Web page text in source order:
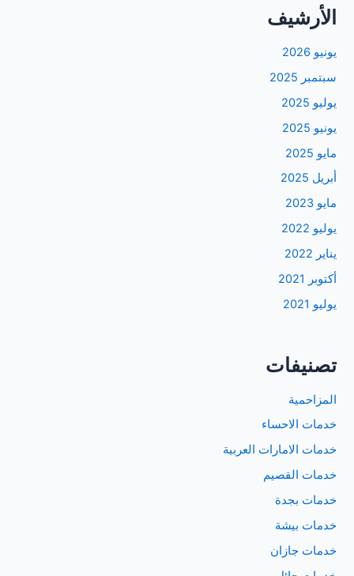
الأرشيف
يونيو 2026
سبتمبر 2025
يوليو 2025
يونيو 2025
مايو 2025
أبريل 2025
مايو 2023
يوليو 2022
يناير 2022
أكتوبر 2021
يوليو 2021
تصنيفات
المزاحمية
خدمات الاحساء
خدمات الامارات العربية
خدمات القصيم
خدمات بجدة
خدمات بيشة
خدمات جازان